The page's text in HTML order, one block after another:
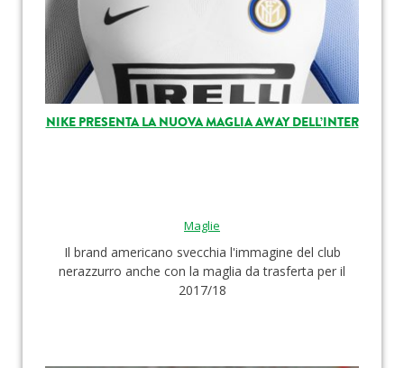
NIKE PRESENTA LA NUOVA MAGLIA AWAY DELL’INTER
Maglie
Il brand americano svecchia l'immagine del club
nerazzurro anche con la maglia da trasferta per il
2017/18